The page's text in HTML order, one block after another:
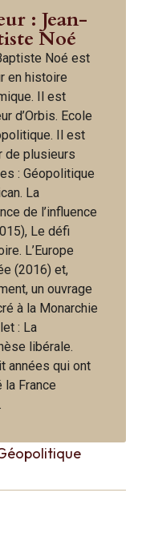
: Jean-
Noé
Noé est
en histoire
Il est
d’Orbis. Ecole
Il est
de plusieurs
: Géopolitique
La
de l’influence
Le défi
L’Europe
(2016) et,
un ouvrage
à la Monarchie
: La
libérale.
années qui ont
la France